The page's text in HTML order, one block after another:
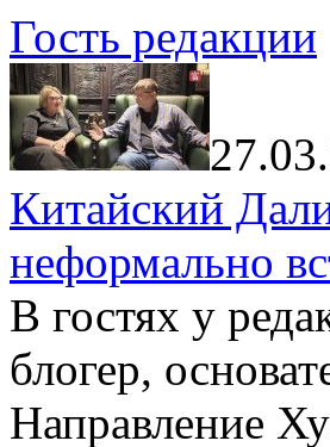
Гость редакции
Китайский
неформально
В гостях у
блогер,
Направление